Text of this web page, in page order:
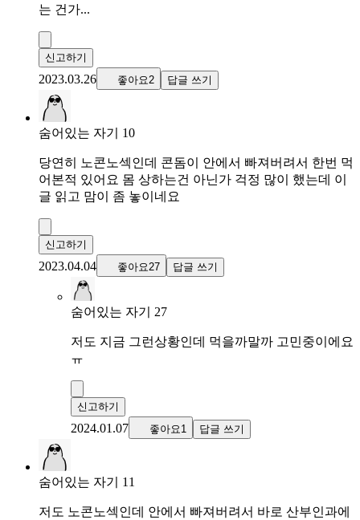
는 건가...
신고하기
2023.03.26 좋아요2 답글 쓰기
숨어있는 자기 10
당연히 노콘노섹인데 콘돔이 안에서 빠져버려서 한번 먹
어본적 있어요 몸 상하는건 아닌가 걱정 많이 했는데 이
글 읽고 맘이 좀 놓이네요
신고하기
2023.04.04 좋아요27 답글 쓰기
숨어있는 자기 27
저도 지금 그런상황인데 먹을까말까 고민중이에요
ㅠ
신고하기
2024.01.07 좋아요1 답글 쓰기
숨어있는 자기 11
저도 노콘노섹인데 안에서 빠져버려서 바로 산부인과에